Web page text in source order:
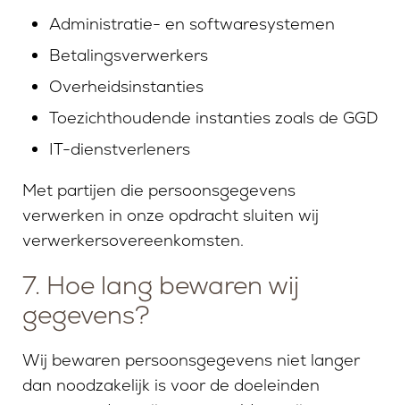
Administratie- en softwaresystemen
Betalingsverwerkers
Overheidsinstanties
Toezichthoudende instanties zoals de GGD
IT-dienstverleners
Met partijen die persoonsgegevens
verwerken in onze opdracht sluiten wij
verwerkersovereenkomsten.
7. Hoe lang bewaren wij
gegevens?
Wij bewaren persoonsgegevens niet langer
dan noodzakelijk is voor de doeleinden